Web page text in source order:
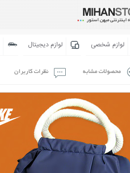
لوازم شخصی لوازم دیجیتال
محصولات مشابه نظرات کاربران